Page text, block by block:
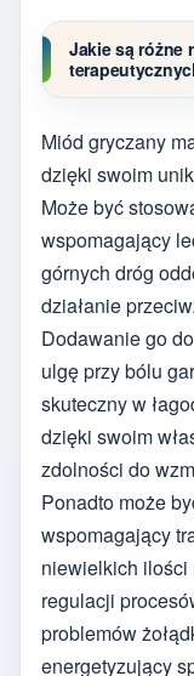
Jakie są różne
Miód gryczany
dzięki swoim
Może być
wspomagający
górnych dróg
działanie
Dodawanie go
ulgę przy bólu
skuteczny w
dzięki swoim
zdolności do
Ponadto może
wspomagający
niewielkich ilości
regulacji
problemów
energetyzujący